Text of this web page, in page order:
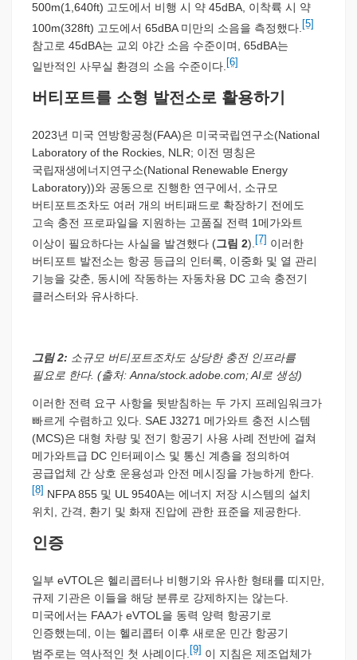
500m(1,640ft) 고도에서 비행 시 약 45dBA, 이착륙 시 약
100m(328ft) 고도에서 65dBA 미만의 소음을 측정했다. [5]
참고로 45dBA는 교외 야간 소음 수준이며, 65dBA는
일반적인 사무실 환경의 소음 수준이다. [6]
버티포트를 소형 발전소로 활용하기
2023년 미국 연방항공청(FAA)은 미국국립연구소(National
Laboratory of the Rockies, NLR; 이전 명칭은
국립재생에너지연구소(National Renewable Energy
Laboratory))와 공동으로 진행한 연구에서, 소규모
버티포트조차도 여러 개의 버티패드로 확장하기 전에도
고속 충전 프로파일을 지원하는 고품질 전력 1메가와트
이상이 필요하다는 사실을 발견했다 (그림 2). [7] 이러한
버티포트 발전소는 항공 등급의 인터록, 이중화 및 열 관리
기능을 갖춘, 동시에 작동하는 자동차용 DC 고속 충전기
클러스터와 유사하다.
그림 2: 소규모 버티포트조차도 상당한 충전 인프라를
필요로 한다. (출처: Anna/stock.adobe.com; AI로 생성)
이러한 전력 요구 사항을 뒷받침하는 두 가지 프레임워크가
빠르게 수렴하고 있다. SAE J3271 메가와트 충전 시스템
(MCS)은 대형 차량 및 전기 항공기 사용 사례 전반에 걸쳐
메가와트급 DC 인터페이스 및 통신 계층을 정의하여
공급업체 간 상호 운용성과 안전 메시징을 가능하게 한다.
[8] NFPA 855 및 UL 9540A는 에너지 저장 시스템의 설치
위치, 간격, 환기 및 화재 진압에 관한 표준을 제공한다.
인증
일부 eVTOL은 헬리콥터나 비행기와 유사한 형태를 띠지만,
규제 기관은 이들을 해당 분류로 강제하지는 않는다.
미국에서는 FAA가 eVTOL을 동력 양력 항공기로
인증했는데, 이는 헬리콥터 이후 새로운 민간 항공기
범주로는 역사적인 첫 사례이다. [9] 이 지침은 제조업체가